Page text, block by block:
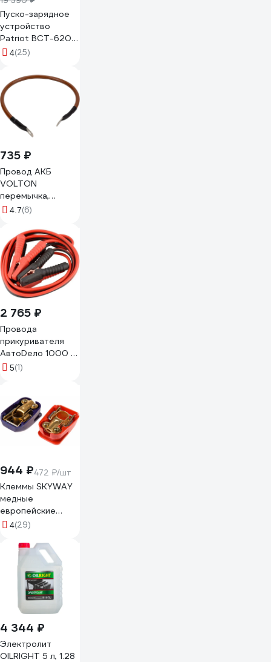
Пуско-зарядное
устройство
Patriot BCT-620T
Start 650301565
4(25)
735 ₽
Провод АКБ
VOLTON
перемычка,
наконечник-
500 мм, S=35 мм
VLTП450035
4.7(6)
2 765 ₽
Провода
прикуривателя
АвтоDело 1000 А,
6.0 м 44395 17086
5(1)
944 ₽472 ₽/шт
Клеммы SKYWAY
медные
европейские
быстросъёмные
4(29)
4 344 ₽
Электролит
OILRIGHT 5 л, 1.28